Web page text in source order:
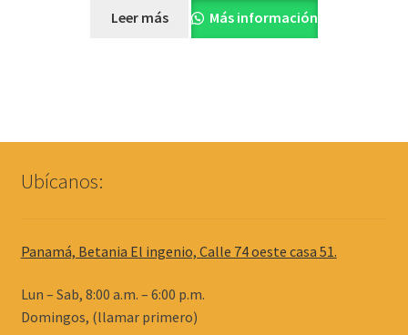
Leer más Más información
Ubícanos:
Panamá, Betania El ingenio, Calle 74 oeste casa 51.
Lun – Sab, 8:00 a.m. – 6:00 p.m.
Domingos, (llamar primero)